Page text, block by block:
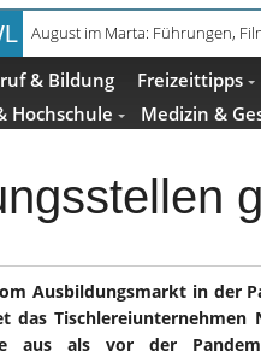
Frühaufsteher-Führung im
& Bildung Freizeittipps
Hochschule
Medizin &
Ausbildungsmarkt in der
das
aus als vor der